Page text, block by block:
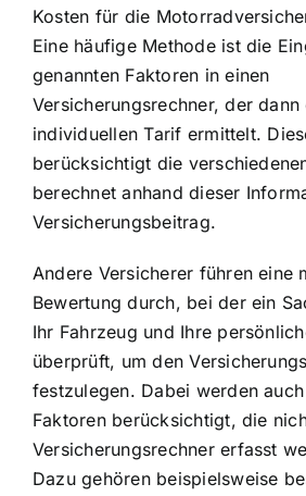
Kosten für die
Eine häufige Methode ist die
genannten Faktoren in einen
Versicherungsrechner, der dann
individuellen Tarif ermittelt.
berücksichtigt die
berechnet anhand dieser
Versicherungsbeitrag.
Andere Versicherer führen eine
Bewertung durch, bei der ein
Ihr Fahrzeug und Ihre
überprüft, um den
festzulegen. Dabei werden
Faktoren berücksichtigt, die
Versicherungsrechner erfasst
Dazu gehören beispielsweise